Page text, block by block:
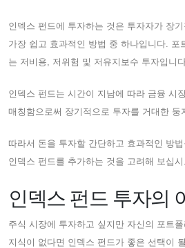
인덱스 펀드에 투자하는 것은 투자자가 장
가장 쉽고 효과적인 방법 중 하나입니다. 포
는 저비용, 저위험 및 저유지보수 투자입니
인덱스 펀드는 시간이 지남에 따라 금융 시
매칭함으로써 장기적으로 투자를 거대한 둥
따라서 돈을 투자할 간단하고 효과적인 방
인덱스 펀드를 추가하는 것을 고려해 보십시
인덱스 펀드 투자의
주식 시장에 투자하고 싶지만 자신의 포트
지식이 없다면 인덱스 펀드가 좋은 선택이